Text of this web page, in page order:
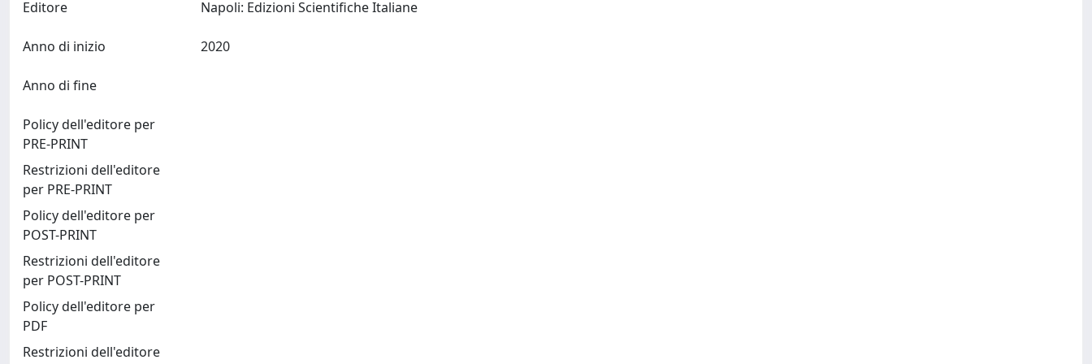
Editore
Anno di inizio
Anno di fine
Policy dell'editore per
PRE-PRINT
Restrizioni dell'editore
per PRE-PRINT
Policy dell'editore per
POST-PRINT
Restrizioni dell'editore
per POST-PRINT
Policy dell'editore per
PDF
Restrizioni dell'editore